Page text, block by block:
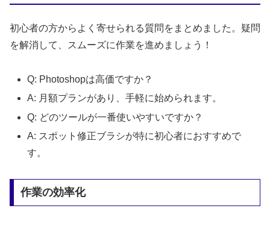
初心者の方からよく寄せられる質問をまとめました。疑問
を解消して、スムーズに作業を進めましょう！
Q: Photoshopは高価ですか？
A: 月額プランがあり、手軽に始められます。
Q: どのツールが一番使いやすいですか？
A: スポット修正ブラシが特に初心者におすすめで
す。
作業の効率化